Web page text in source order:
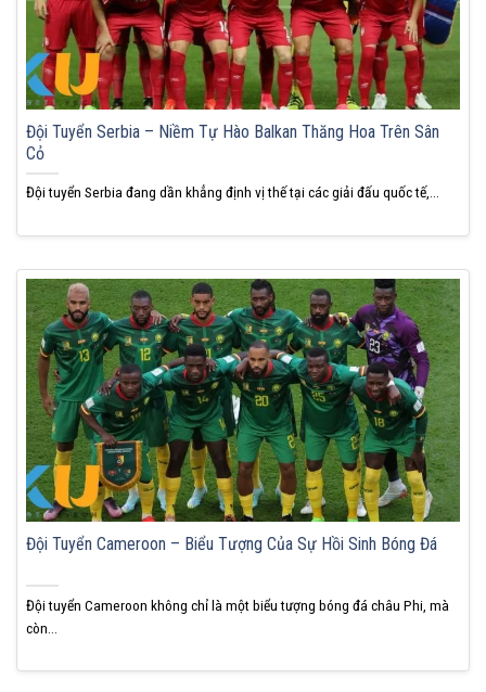
Đội Tuyển Serbia – Niềm Tự Hào Balkan Thăng Hoa Trên Sân
Cỏ
Đội tuyển Serbia đang dần khẳng định vị thế tại các giải đấu quốc tế,...
Đội Tuyển Cameroon – Biểu Tượng Của Sự Hồi Sinh Bóng Đá
Đội tuyển Cameroon không chỉ là một biểu tượng bóng đá châu Phi, mà
còn...